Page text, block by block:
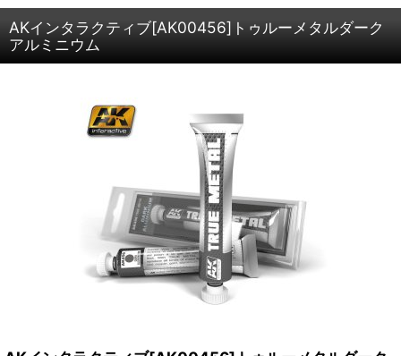
AKインタラクティブ[AK00456]トゥルーメタルダーク
アルミニウム